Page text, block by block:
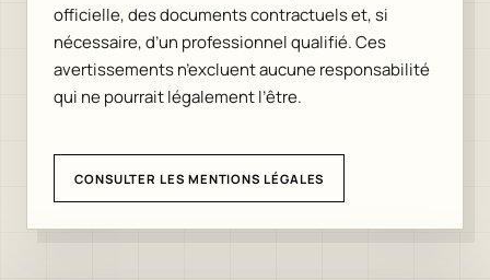
officielle, des documents contractuels et, si
nécessaire, d’un professionnel qualifié. Ces
avertissements n’excluent aucune responsabilité
qui ne pourrait légalement l’être.
CONSULTER LES MENTIONS LÉGALES